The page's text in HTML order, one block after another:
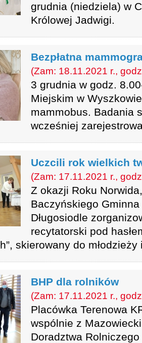
grudnia (niedziela) w
Królowej Jadwigi.
Bezpłatna
(Zam: 18.11.2021 r.,
3 grudnia w godz.
Miejskim w
mammobus. Badania
wcześniej
Uczcili rok wielkich
(Zam: 17.11.2021 r.,
Z okazji Roku
Baczyńskiego
Długosiodle
recytatorski pod
skierowany do młodzieży
BHP dla rolników
(Zam: 17.11.2021 r.,
Placówka Terenowa
wspólnie z
Doradztwa